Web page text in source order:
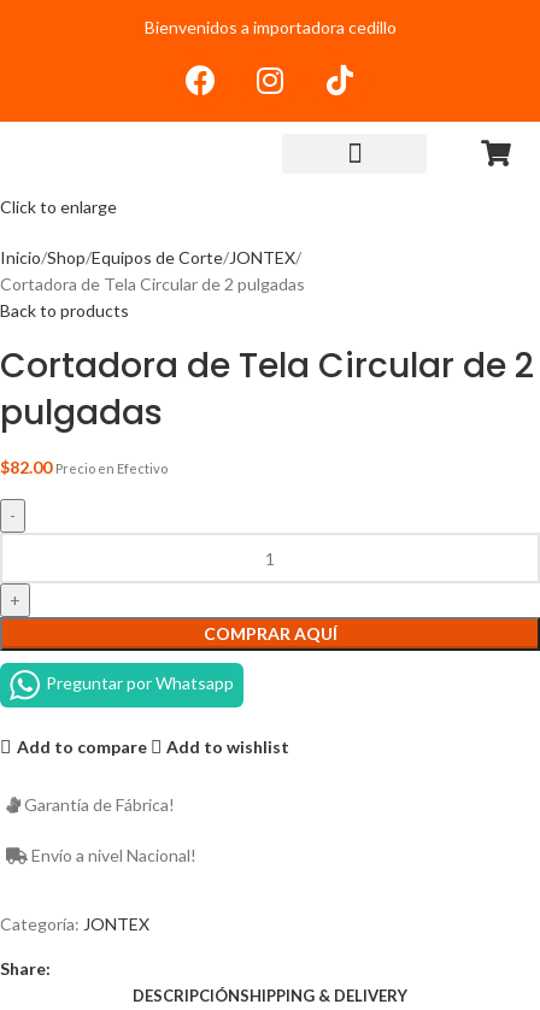
Bienvenidos a importadora cedillo
Click to enlarge
Inicio Shop Equipos de Corte JONTEX
Cortadora de Tela Circular de 2 pulgadas
Back to products
Cortadora de Tela Circular de 2
pulgadas
$82.00 Precio en Efectivo
COMPRAR AQUÍ
Preguntar por Whatsapp
Add to compare Add to wishlist
Garantía de Fábrica!
Envío a nivel Nacional!
Categoría: JONTEX
Share:
DESCRIPCIÓNSHIPPING & DELIVERY